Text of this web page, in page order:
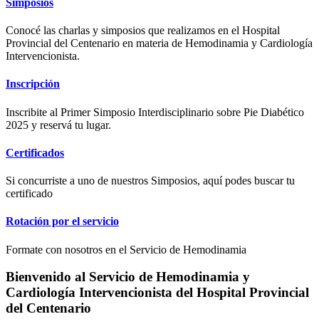
Conocé las charlas y simposios que realizamos en el Hospital
Provincial del Centenario en materia de Hemodinamia y Cardiología
Intervencionista.
Inscripción
Inscribite al Primer Simposio Interdisciplinario sobre Pie Diabético
2025 y reservá tu lugar.
Certificados
Si concurriste a uno de nuestros Simposios, aquí podes buscar tu
certificado
Rotación por el servicio
Formate con nosotros en el Servicio de Hemodinamia
Bienvenido al Servicio de Hemodinamia y
Cardiología Intervencionista del Hospital Provincial
del Centenario